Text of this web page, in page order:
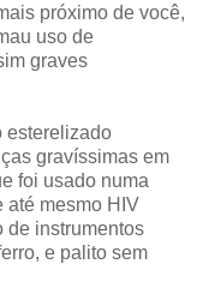
próximo de você,
uso de
graves
esterelizado
gravíssimas em
foi usado numa
até mesmo HIV
de instrumentos
e palito sem